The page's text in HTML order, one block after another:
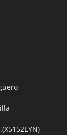
-
-